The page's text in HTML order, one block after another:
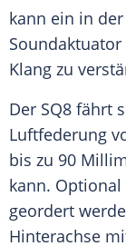
kann ein in der
Klang zu
Der SQ8 fährt
Luftfederung
bis zu 90
kann.
geordert
Hinterachse